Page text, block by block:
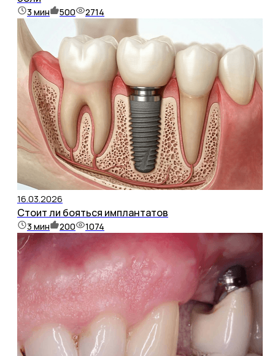
3 мин 500 2714
16.03.2026
Стоит ли бояться имплантатов
3 мин 200 1074